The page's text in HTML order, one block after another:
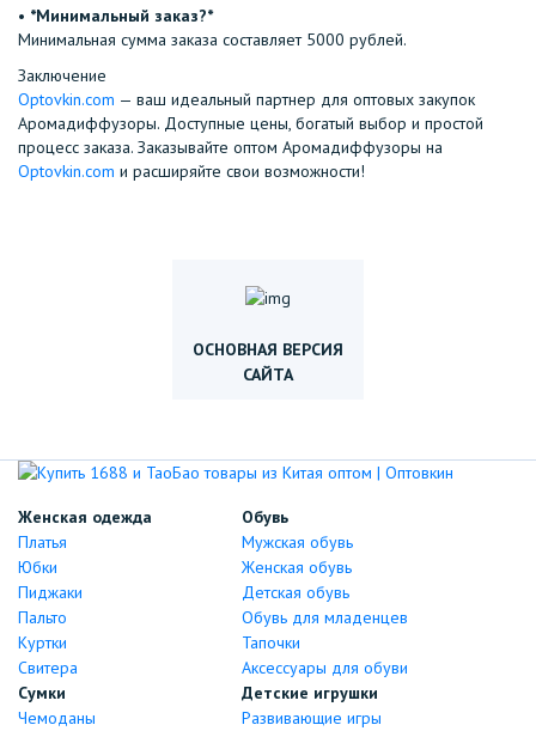
•⁠ ⁠ *Минимальный заказ?*
Минимальная сумма заказа составляет 5000 рублей.
Заключение
Optovkin.com — ваш идеальный партнер для оптовых закупок
Аромадиффузоры. Доступные цены, богатый выбор и простой
процесс заказа. Заказывайте оптом Аромадиффузоры на
Optovkin.com и расширяйте свои возможности!
ОСНОВНАЯ ВЕРСИЯ
САЙТА
Женская одежда
Платья
Юбки
Пиджаки
Пальто
Куртки
Свитера
Обувь
Мужская обувь
Женская обувь
Детская обувь
Обувь для младенцев
Тапочки
Аксессуары для обуви
Сумки
Чемоданы
Детские игрушки
Развивающие игры